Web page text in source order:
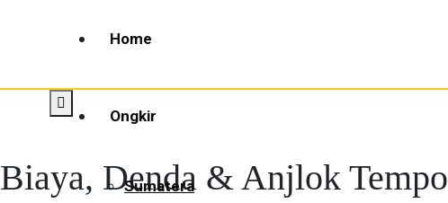
Home
Ongkir
Sumatera
Biaya, Denda & Anjlok Tempo